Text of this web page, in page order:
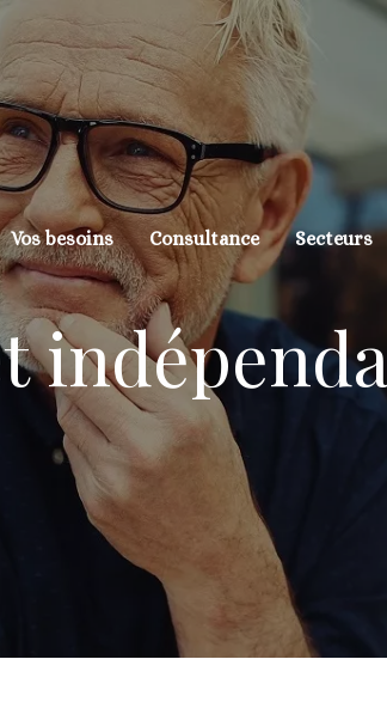
Vos besoins Consultance Secteurs